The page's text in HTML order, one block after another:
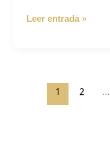
Ayudas
Conseguir
Leer entrada »
1 2 …